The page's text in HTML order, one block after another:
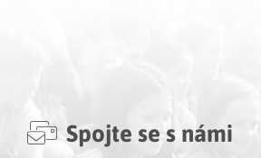
Spojte se s námi